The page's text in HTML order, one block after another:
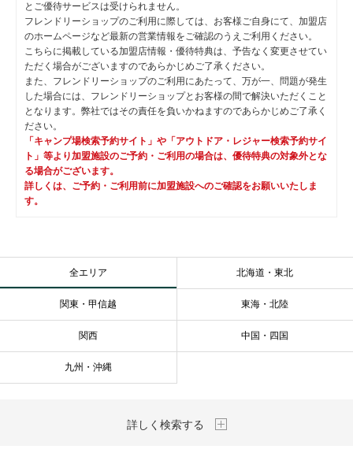
とご優待サービスは受けられません。
フレンドリーショップのご利用に際しては、お客様ご自身にて、加盟店
のホームページなど最新の営業情報をご確認のうえご利用ください。
こちらに掲載している加盟店情報・優待特典は、予告なく変更させてい
ただく場合がございますのであらかじめご了承ください。
また、フレンドリーショップのご利用にあたって、万が一、問題が発生
した場合には、フレンドリーショップとお客様の間で解決いただくこと
となります。弊社ではその責任を負いかねますのであらかじめご了承く
ださい。
「キャンプ場検索予約サイト」や「アウトドア・レジャー検索予約サイ
ト」等より加盟施設のご予約・ご利用の場合は、優待特典の対象外とな
る場合がございます。
詳しくは、ご予約・ご利用前に加盟施設へのご確認をお願いいたしま
す。
全エリア 北海道・東北
関東・甲信越 東海・北陸
関西 中国・四国
九州・沖縄
詳しく検索する